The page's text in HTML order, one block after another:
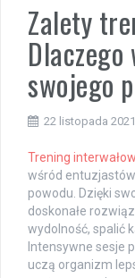
Zalety
swojego
22 listopada 2021
Trening
wśród
powodu. Dzięki
doskonałe
wydolność, spalić
Intensywne sesje
uczą organizm